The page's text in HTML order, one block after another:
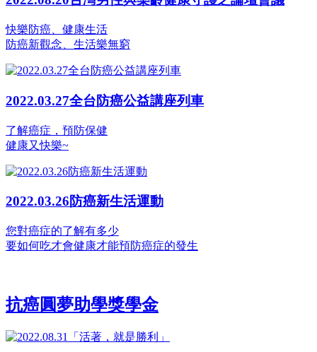
快樂防癌、健康生活
防癌新觀念、生活樂無窮
2022.03.27全台防癌公益講座列車
了解癌症，預防保健
健康又快樂~
2022.03.26防癌新生活運動
您對癌症的了解有多少
要如何吃才會健康才能預防癌症的發生
抗癌圓夢助學獎學金